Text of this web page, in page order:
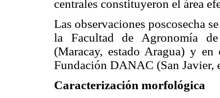
centrales constituyeron el área
Las observaciones poscosecha
la Facultad de Agronomía
(Maracay, estado Aragua) y
Fundación DANAC (San Javier,
Caracterización morfológica